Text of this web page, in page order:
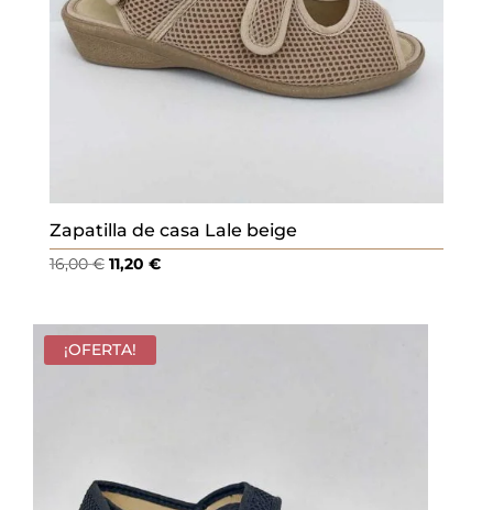
Zapatilla de casa Lale beige
16,00€ El
original
era:
11,20 €El
actual
¡OFERTA!